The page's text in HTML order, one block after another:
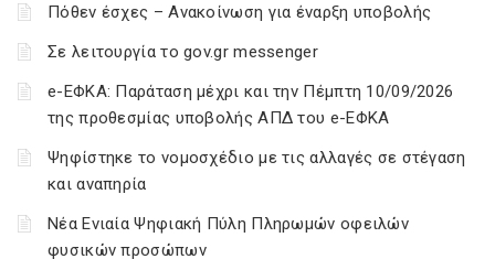
Πόθεν έσχες – Ανακοίνωση για έναρξη υποβολής
Σε λειτουργία το gov.gr messenger
e-ΕΦΚΑ: Παράταση μέχρι και την Πέμπτη 10/09/2026
της προθεσμίας υποβολής ΑΠΔ του e-ΕΦΚΑ
Ψηφίστηκε το νομοσχέδιο με τις αλλαγές σε στέγαση
και αναπηρία
Νέα Ενιαία Ψηφιακή Πύλη Πληρωμών οφειλών
φυσικών προσώπων